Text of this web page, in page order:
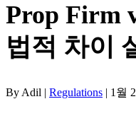
Prop Firm
법적 차이
By Adil | Regulations | 1월